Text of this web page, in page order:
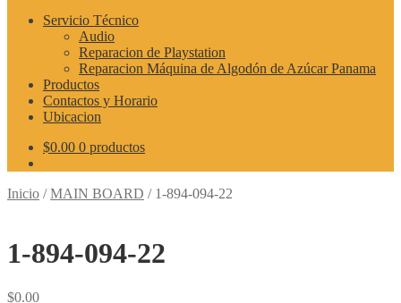
Servicio Técnico
Audio
Reparacion de Playstation
Reparacion Máquina de Algodón de Azúcar Panama
Productos
Contactos y Horario
Ubicacion
$0.00 0 productos
Inicio /MAIN BOARD / 1-894-094-22
1-894-094-22
$0.00